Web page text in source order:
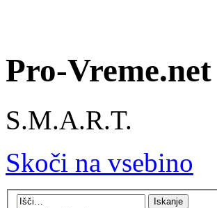
Pro-Vreme.net
S.M.A.R.T.
Skoči na vsebino